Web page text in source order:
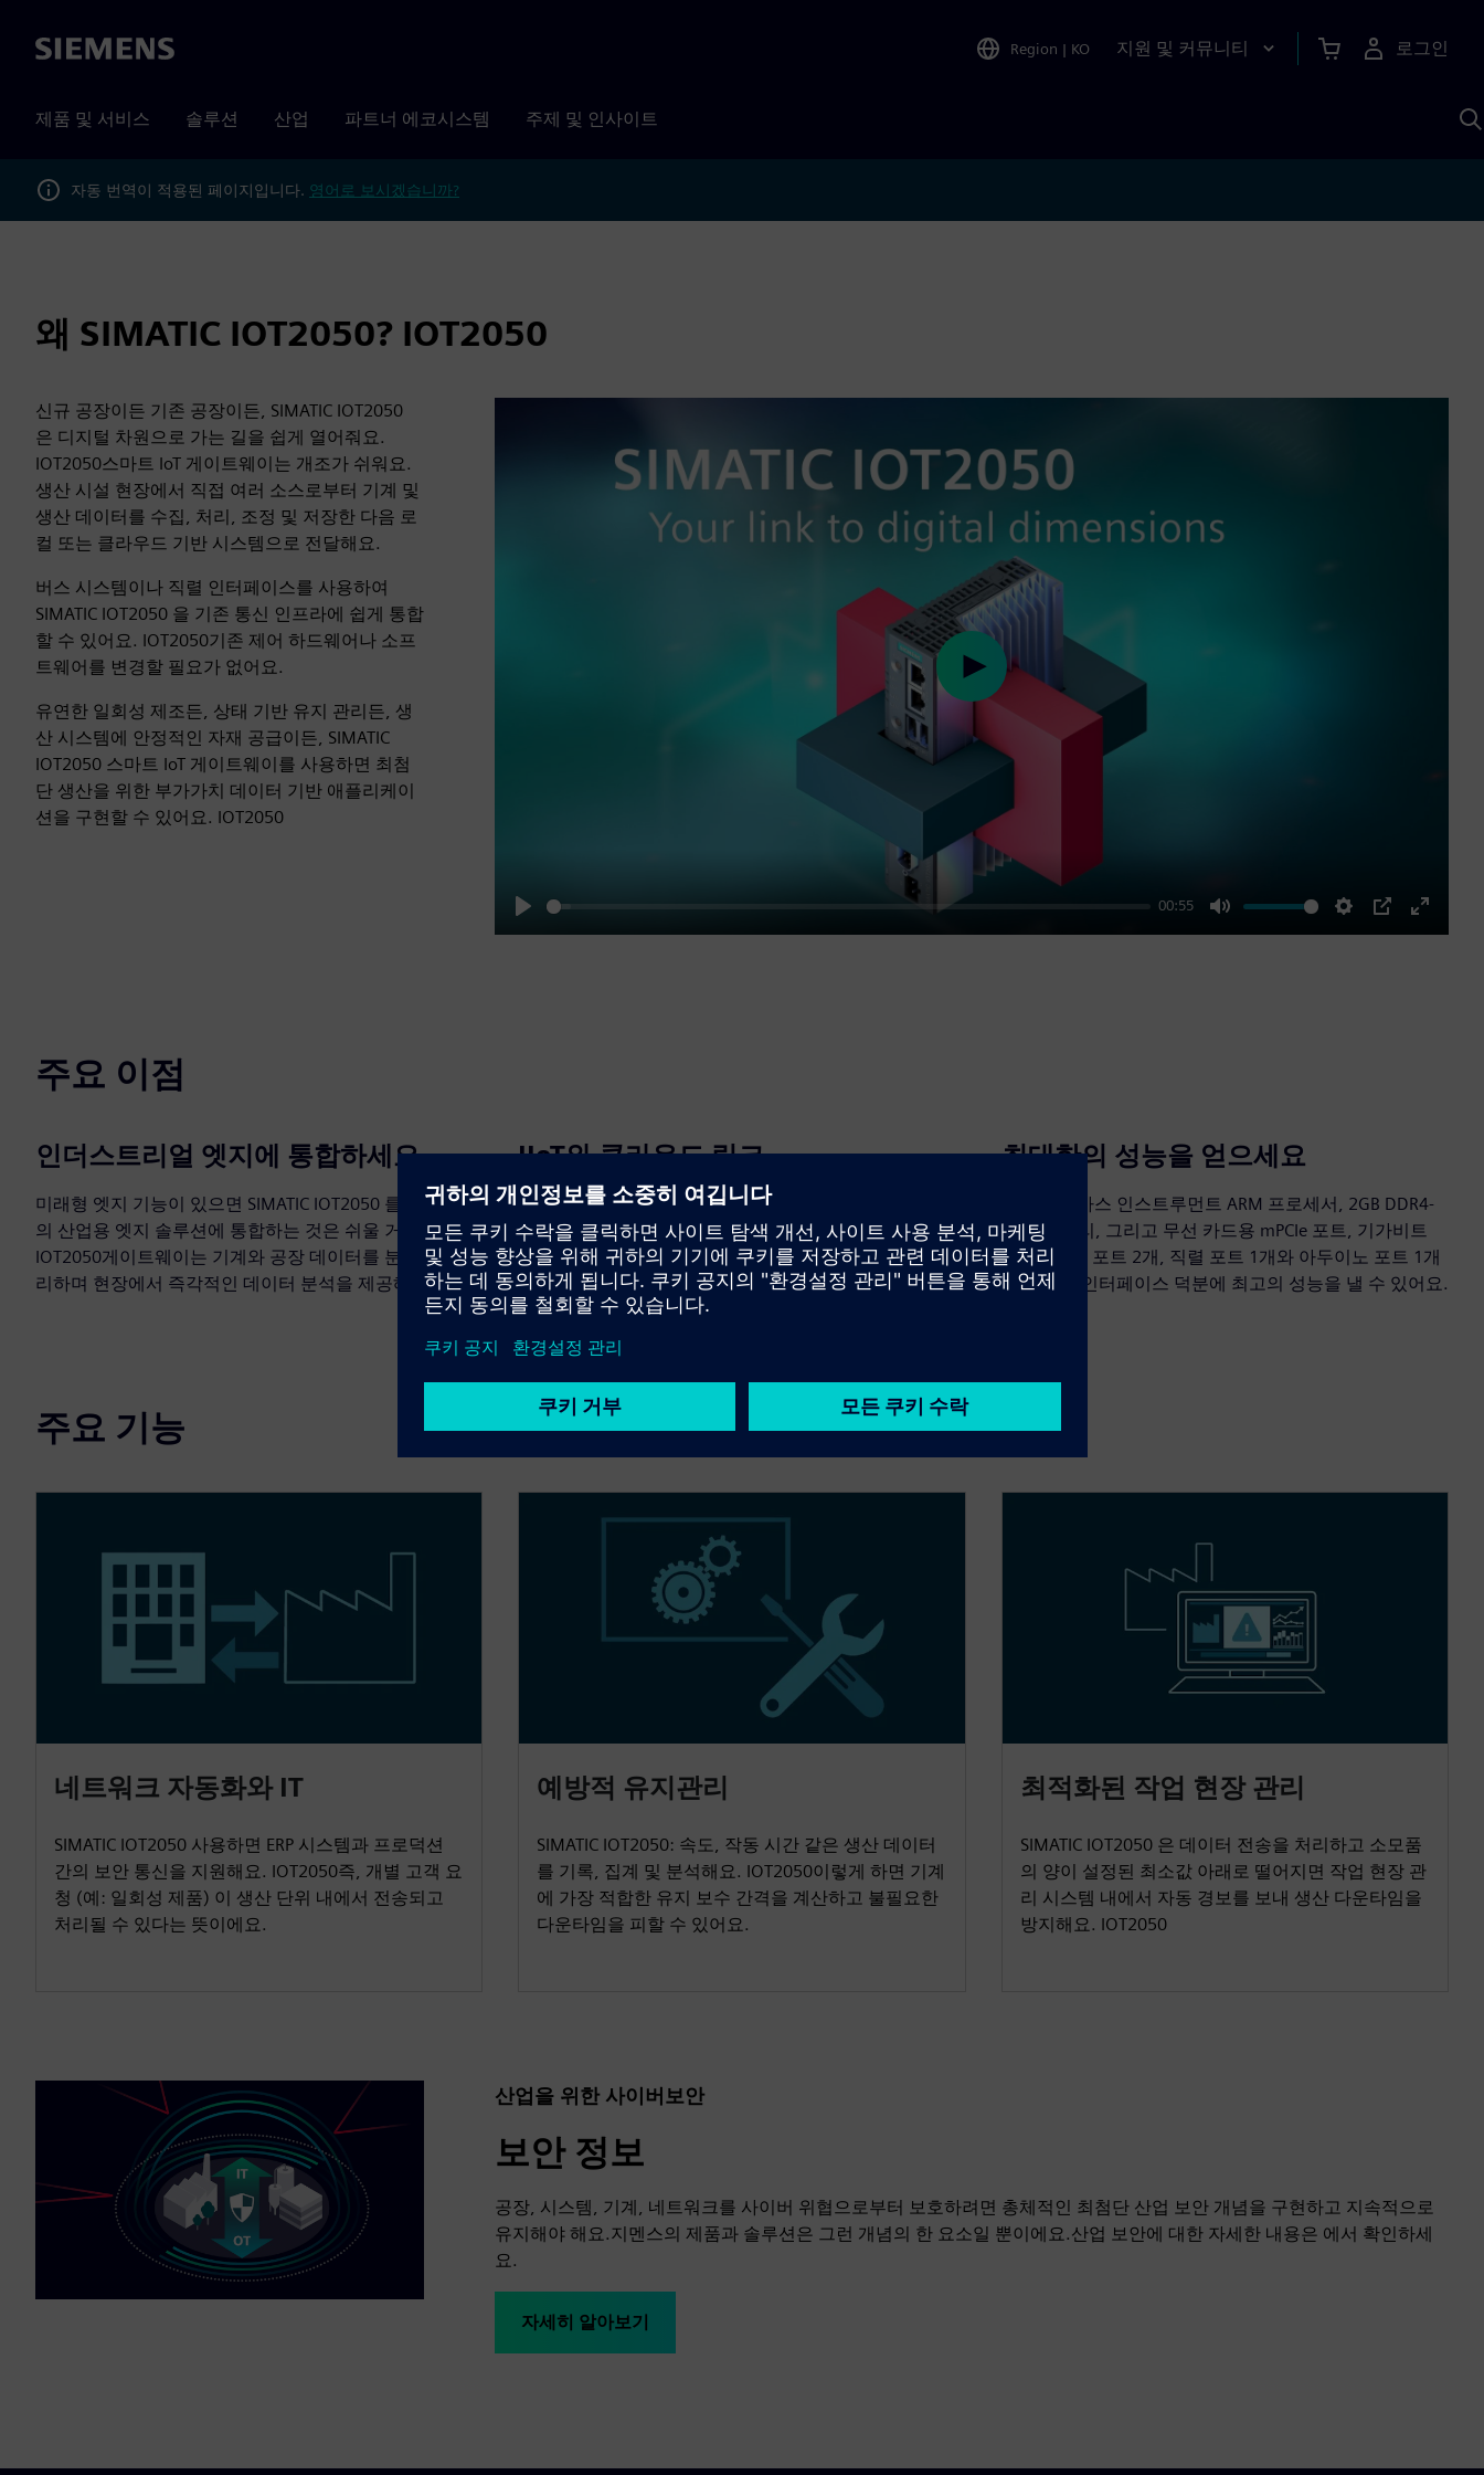
Siemens Region | KO 지원 및 커뮤니티 로그인
제품 및 서비스 솔루션 산업 파트너 에코시스템 주제 및 인사이트
자동 번역이 적용된 페이지입니다. 영어로 보시겠습니까?
왜 SIMATIC IOT2050? IOT2050
신규 공장이든 기존 공장이든, SIMATIC IOT2050
은 디지털 차원으로 가는 길을 쉽게 열어줘요.
IOT2050스마트 IoT 게이트웨이는 개조가 쉬워요.
생산 시설 현장에서 직접 여러 소스로부터 기계 및
생산 데이터를 수집, 처리, 조정 및 저장한 다음 로
컬 또는 클라우드 기반 시스템으로 전달해요.
버스 시스템이나 직렬 인터페이스를 사용하여
SIMATIC IOT2050 을 기존 통신 인프라에 쉽게 통합
할 수 있어요. IOT2050기존 제어 하드웨어나 소프
트웨어를 변경할 필요가 없어요.
유연한 일회성 제조든, 상태 기반 유지 관리든, 생
산 시스템에 안정적인 자재 공급이든, SIMATIC
IOT2050 스마트 IoT 게이트웨이를 사용하면 최첨
단 생산을 위한 부가가치 데이터 기반 애플리케이
션을 구현할 수 있어요. IOT2050
Play
00:55
Mute Settings
PIP
Enter
Play
주요 이점
인더스트리얼 엣지에 통합하세요
미래형 엣지 기능이 있으면 SIMATIC IOT2050 를 Siemens
의 산업용 엣지 솔루션에 통합하는 것은 쉬울 거예요.
IOT2050게이트웨이는 기계와 공장 데이터를 분석하고 처
리하며 현장에서 즉각적인 데이터 분석을 제공해요.
IIoT와 클라우드 링크
SIMATIC IOT2050 스마트 IoT 게이트웨이는 사내 IT, 생산,
클라우드를 연결하고 광범위한 데이터 소스의 데이터를
결합해요. IOT2050그런 다음 산업용 IT 솔루션을 통해 데
이터를 처리하고 생산 환경으로 전송해요.
최대한의 성능을 얻으세요
강력한 텍사스 인스트루먼트 ARM 프로세서, 2GB DDR4-
RAM 메모리, 그리고 무선 카드용 mPCIe 포트, 기가비트
LAN과 USB 포트 2개, 직렬 포트 1개와 아두이노 포트 1개
등 다양한 인터페이스 덕분에 최고의 성능을 낼 수 있어요.
주요 기능
네트워크 자동화와 IT
SIMATIC IOT2050 사용하면 ERP 시스템과 프로덕션
간의 보안 통신을 지원해요. IOT2050즉, 개별 고객 요
청 (예: 일회성 제품) 이 생산 단위 내에서 전송되고
처리될 수 있다는 뜻이에요.
예방적 유지관리
SIMATIC IOT2050: 속도, 작동 시간 같은 생산 데이터
를 기록, 집계 및 분석해요. IOT2050이렇게 하면 기계
에 가장 적합한 유지 보수 간격을 계산하고 불필요한
다운타임을 피할 수 있어요.
최적화된 작업 현장 관리
SIMATIC IOT2050 은 데이터 전송을 처리하고 소모품
의 양이 설정된 최소값 아래로 떨어지면 작업 현장 관
리 시스템 내에서 자동 경보를 보내 생산 다운타임을
방지해요. IOT2050
산업을 위한 사이버보안
보안 정보
공장, 시스템, 기계, 네트워크를 사이버 위협으로부터 보호하려면 총체적인 최첨단 산업 보안 개념을 구현하고 지속적으로
유지해야 해요.지멘스의 제품과 솔루션은 그런 개념의 한 요소일 뿐이에요.산업 보안에 대한 자세한 내용은 에서 확인하세
요.
자세히 알아보기